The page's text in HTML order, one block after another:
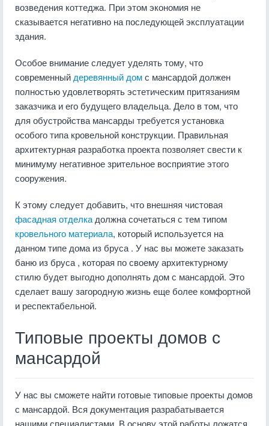
возведения коттеджа. При этом экономия не
сказывается негативно на последующей эксплуатации
здания.
Особое внимание следует уделять тому, что
современный деревянный домс мансардой должен
полностью удовлетворять эстетическим притязаниям
заказчика и его будущего владельца. Дело в том, что
для обустройства мансарды требуется установка
особого типа кровельной конструкции. Правильная
архитектурная разработка проекта позволяет свести к
минимуму негативное зрительное восприятие этого
сооружения.
К этому следует добавить, что внешняя чистовая
фасадная отделка должна сочетаться с тем типом
кровельного материала, который используется на
данном типе дома из бруса . У нас вы можете заказать
баню из бруса , которая по своему архитектурному
стилю будет выгодно дополнять дом с мансардой. Это
сделает вашу загородную жизнь еще более комфортной
и респектабельной.
Типовые проекты домов с
мансардой
У нас вы сможете найти готовые типовые проекты домов
с мансардой. Вся документация разрабатывается
нашими специалистами. В основу этой работы ложатся